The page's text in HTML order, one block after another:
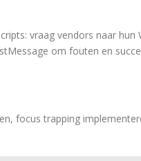
vraag vendors naar
om fouten en
focus trapping